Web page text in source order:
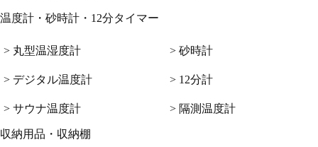
温度計・砂時計・12分タイマー
> 丸型温湿度計
> デジタル温度計
> サウナ温度計
> 砂時計
> 12分計
> 隔測温度計
収納用品・収納棚